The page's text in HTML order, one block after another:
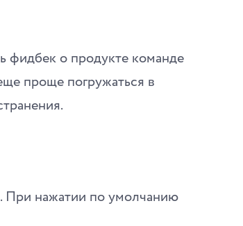
фидбек о продукте команде
проще погружаться в
При нажатии по умолчанию